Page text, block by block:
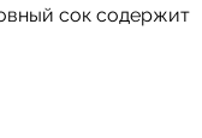
сок содержит